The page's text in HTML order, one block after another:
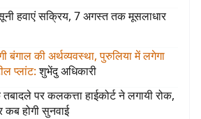
हवाएं सक्रिय, 7 अगस्त तक मूसलाधार
बंगाल की अर्थव्यवस्था, पुरुलिया में लगेगा
प्लांट: शुभेंदु अधिकारी
पर कलकत्ता हाईकोर्ट ने लगायी रोक,
होगी सुनवाई